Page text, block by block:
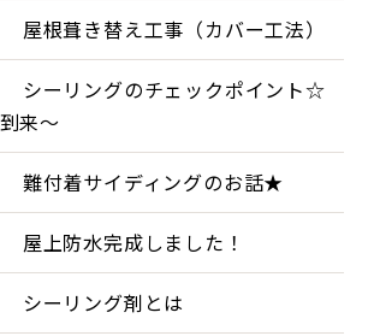
屋根葺き替え工事（カバー工法）
シーリングのチェックポイント☆
来～
難付着サイディングのお話★
屋上防水完成しました！
シーリング剤とは